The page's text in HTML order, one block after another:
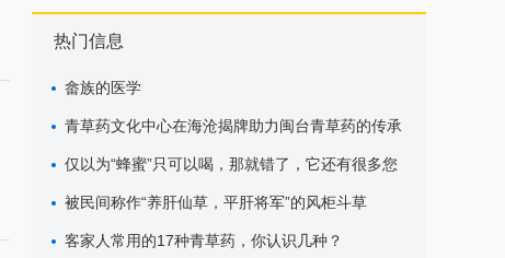
热门信息
畲族的医学
青草药文化中心在海沧揭牌助力闽台青草药的传承
与发展
仅以为“蜂蜜”只可以喝，那就错了，它还有很多您
不知道的药用价值
被民间称作“养肝仙草，平肝将军”的风柜斗草
客家人常用的17种青草药，你认识几种？